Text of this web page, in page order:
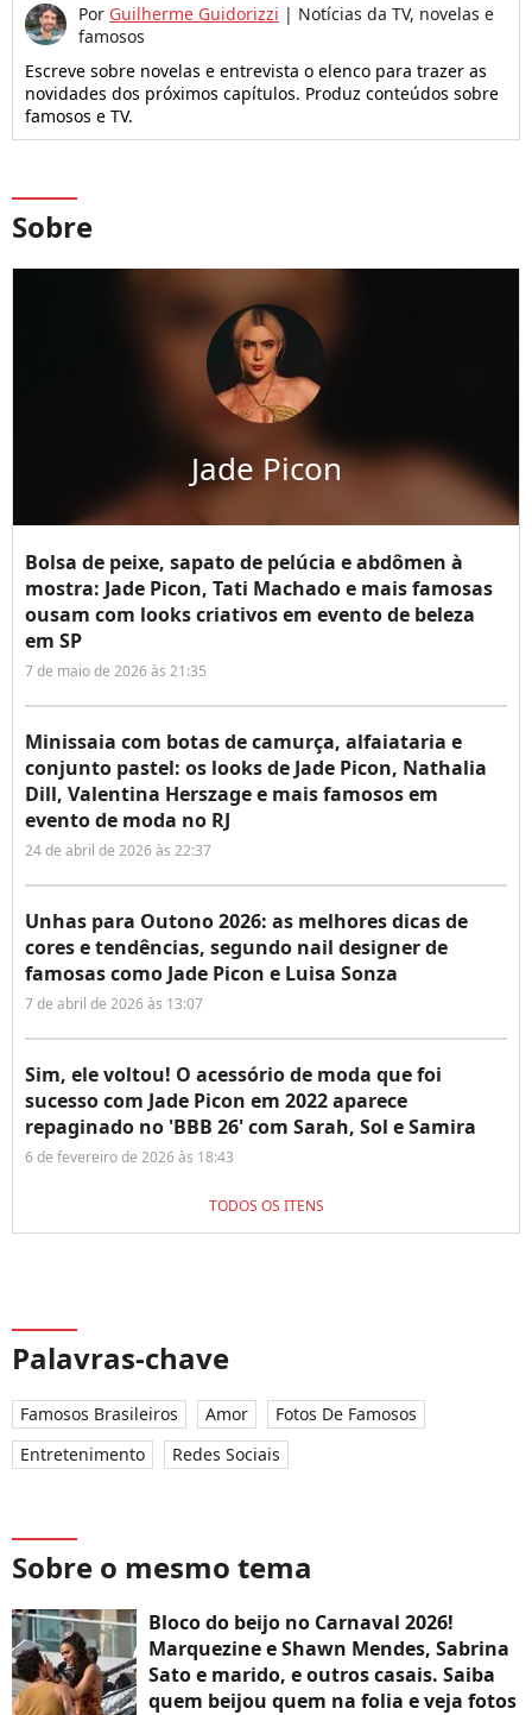
Por Guilherme Guidorizzi | Notícias da TV, novelas e
famosos
Escreve sobre novelas e entrevista o elenco para trazer as
novidades dos próximos capítulos. Produz conteúdos sobre
famosos e TV.
Sobre
Jade Picon
Bolsa de peixe, sapato de pelúcia e abdômen à
mostra: Jade Picon, Tati Machado e mais famosas
ousam com looks criativos em evento de beleza
em SP
7 de maio de 2026 às 21:35
Minissaia com botas de camurça, alfaiataria e
conjunto pastel: os looks de Jade Picon, Nathalia
Dill, Valentina Herszage e mais famosos em
evento de moda no RJ
24 de abril de 2026 às 22:37
Unhas para Outono 2026: as melhores dicas de
cores e tendências, segundo nail designer de
famosas como Jade Picon e Luisa Sonza
7 de abril de 2026 às 13:07
Sim, ele voltou! O acessório de moda que foi
sucesso com Jade Picon em 2022 aparece
repaginado no 'BBB 26' com Sarah, Sol e Samira
6 de fevereiro de 2026 às 18:43
TODOS OS ITENS
Palavras-chave
Famosos Brasileiros Amor
Fotos De Famosos
Entretenimento
Redes Sociais
Sobre o mesmo tema
Bloco do beijo no Carnaval 2026!
Marquezine e Shawn Mendes, Sabrina
Sato e marido, e outros casais. Saiba
quem beijou quem na folia e veja fotos